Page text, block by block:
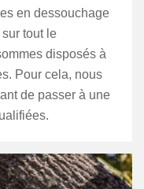
en dessouchage
tout le
disposés à
Pour cela, nous
de passer à une